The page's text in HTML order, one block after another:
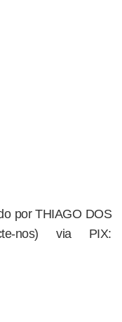
por THIAGO DOS
nos) via PIX: